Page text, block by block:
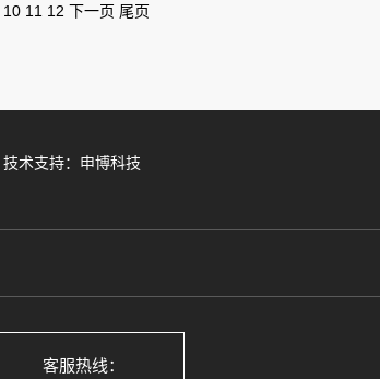
10 11 12 下一页 尾页
技术支持：申博科技
客服热线：